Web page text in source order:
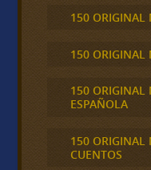
150 ORIGINAL
150 ORIGINAL
150 ORIGINAL
ESPAÑOLA
150 ORIGINAL
CUENTOS